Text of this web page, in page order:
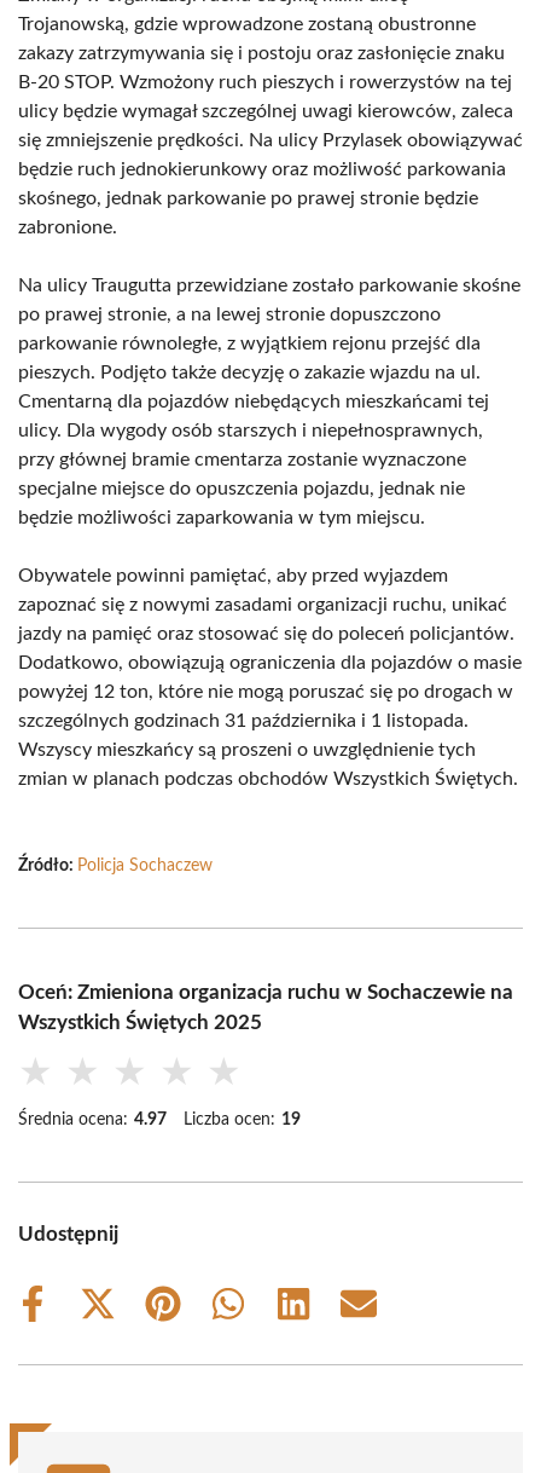
Trojanowską, gdzie wprowadzone zostaną obustronne
zakazy zatrzymywania się i postoju oraz zasłonięcie znaku
B-20 STOP. Wzmożony ruch pieszych i rowerzystów na tej
ulicy będzie wymagał szczególnej uwagi kierowców, zaleca
się zmniejszenie prędkości. Na ulicy Przylasek obowiązywać
będzie ruch jednokierunkowy oraz możliwość parkowania
skośnego, jednak parkowanie po prawej stronie będzie
zabronione.
Na ulicy Traugutta przewidziane zostało parkowanie skośne
po prawej stronie, a na lewej stronie dopuszczono
parkowanie równoległe, z wyjątkiem rejonu przejść dla
pieszych. Podjęto także decyzję o zakazie wjazdu na ul.
Cmentarną dla pojazdów niebędących mieszkańcami tej
ulicy. Dla wygody osób starszych i niepełnosprawnych,
przy głównej bramie cmentarza zostanie wyznaczone
specjalne miejsce do opuszczenia pojazdu, jednak nie
będzie możliwości zaparkowania w tym miejscu.
Obywatele powinni pamiętać, aby przed wyjazdem
zapoznać się z nowymi zasadami organizacji ruchu, unikać
jazdy na pamięć oraz stosować się do poleceń policjantów.
Dodatkowo, obowiązują ograniczenia dla pojazdów o masie
powyżej 12 ton, które nie mogą poruszać się po drogach w
szczególnych godzinach 31 października i 1 listopada.
Wszyscy mieszkańcy są proszeni o uwzględnienie tych
zmian w planach podczas obchodów Wszystkich Świętych.
Źródło: Policja Sochaczew
Oceń: Zmieniona organizacja ruchu w Sochaczewie na
Wszystkich Świętych 2025
★ ★ ★ ★ ★
Średnia ocena: 4.97 Liczba ocen: 19
Udostępnij
Share
Share
(Twitter)
Share
Share
Share
Share